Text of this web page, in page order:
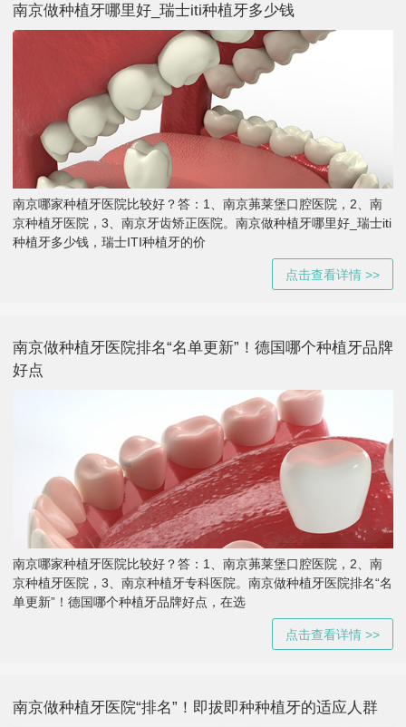
南京做种植牙哪里好_瑞士iti种植牙多少钱
南京哪家种植牙医院比较好？答：1、南京茀莱堡口腔医院，2、南
京种植牙医院，3、南京牙齿矫正医院。南京做种植牙哪里好_瑞士iti
种植牙多少钱，瑞士ITI种植牙的价
点击查看详情 >>
南京做种植牙医院排名“名单更新”！德国哪个种植牙品牌
好点
南京哪家种植牙医院比较好？答：1、南京茀莱堡口腔医院，2、南
京种植牙医院，3、南京种植牙专科医院。南京做种植牙医院排名“名
单更新”！德国哪个种植牙品牌好点，在选
点击查看详情 >>
南京做种植牙医院“排名”！即拔即种种植牙的适应人群